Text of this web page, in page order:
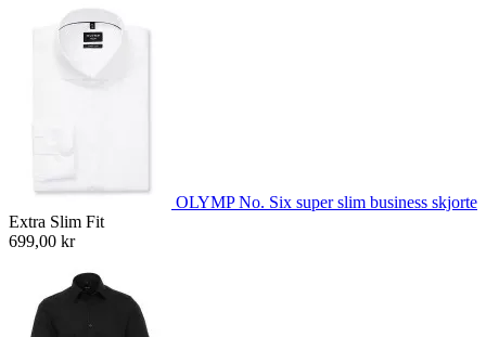
OLYMP No. Six super slim business skjorte
Extra Slim Fit
699,00 kr